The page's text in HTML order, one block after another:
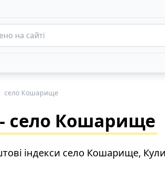
село Кошарище
село Кошарище
індекси село Кошарище,